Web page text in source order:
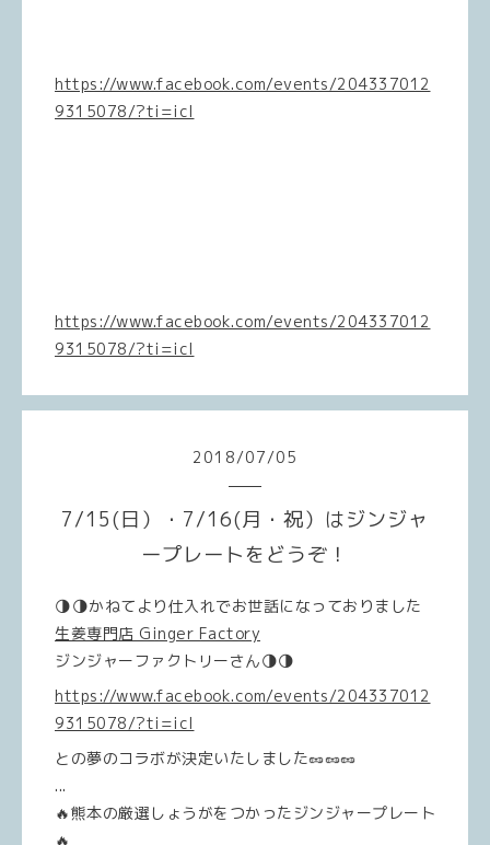
https://www.facebook.com/events/204337012
9315078/?ti=icl
https://www.facebook.com/events/204337012
9315078/?ti=icl
2018/07/05
7/15(日）・7/16(月・祝）はジンジャ
ープレートをどうぞ！
🌗🌗かねてより仕入れでお世話になっておりました
生姜専門店 Ginger Factory
ジンジャーファクトリーさん🌗🌗
https://www.facebook.com/events/204337012
9315078/?ti=icl
との夢のコラボが決定いたしました🥜🥜🥜
...
🔥熊本の厳選しょうがをつかったジンジャープレート
🔥